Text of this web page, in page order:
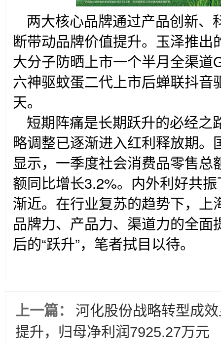
两大核心品牌通过产品创新、
断带动品牌价值提升。玉泽推
大分子防晒上市一个半月全渠道
六神驱蚊蛋二代上市后蝉联抖音
天。
短期阵痛是长期跃升的必经之
略调整已逐渐进入红利释放期
显示，一季度社会消费品零售
额同比增长3.2%。内外利好共
渐近。在行业复苏的趋势下，上
品牌力、产品力、渠道力的全
后的“跃升”，笔者拭目以待。
上一篇：
河化股份战略转型成
提升，归母净利润7925.27万元